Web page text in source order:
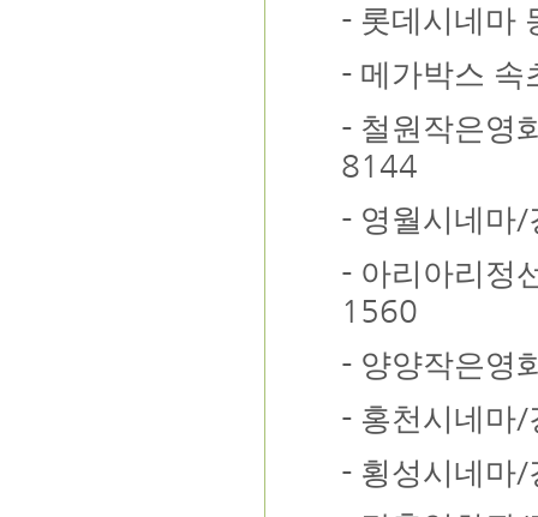
- 롯데시네마
- 메가박스 속
- 철원작은영
8144
- 영월시네마/
- 아리아리정
1560
- 양양작은영
- 홍천시네마/
- 횡성시네마/